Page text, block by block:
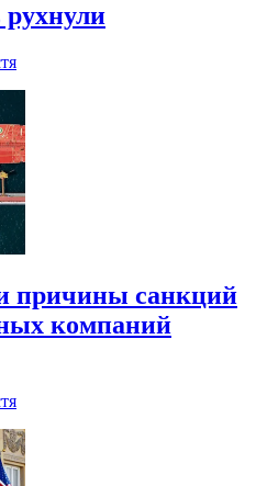
причины санкций
компаний